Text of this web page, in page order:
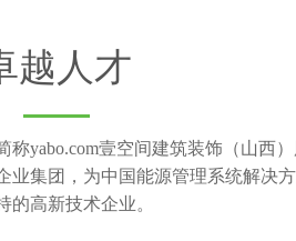
越人才
yabo.com壹空间建筑装饰（山西
集团，为中国能源管理系统解决
的高新技术企业。